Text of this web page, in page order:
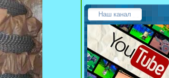
Наш канал